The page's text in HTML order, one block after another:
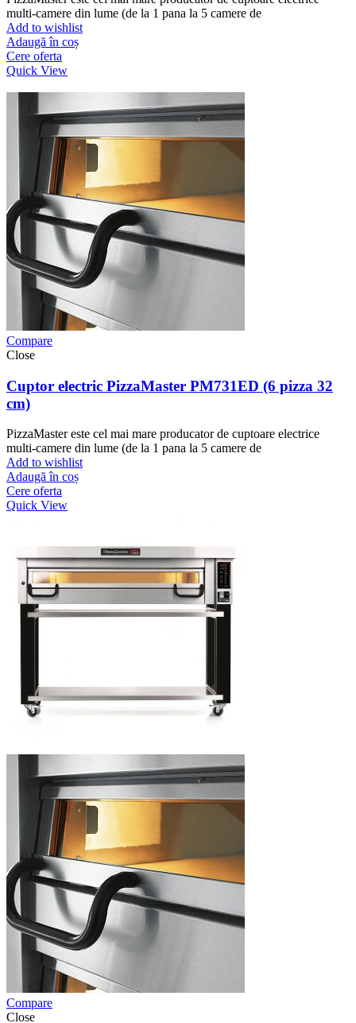
multi-camere din lume (de la 1 pana la 5 camere de
Add to wishlist
Adaugă în coș
Cere oferta
Quick View
Compare
Close
Cuptor electric PizzaMaster PM731ED (6 pizza 32
cm)
PizzaMaster este cel mai mare producator de cuptoare electrice
multi-camere din lume (de la 1 pana la 5 camere de
Add to wishlist
Adaugă în coș
Cere oferta
Quick View
Compare
Close